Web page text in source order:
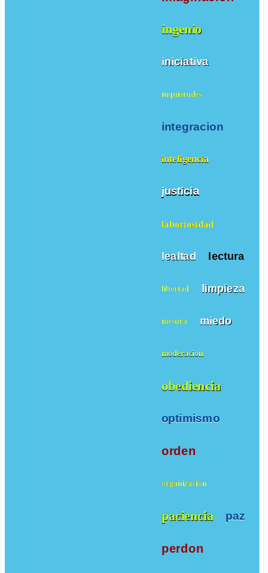
ingenio
iniciativa
inquietudes
integracion
inteligencia
justicia
laboriosidad
lealtad lectura
libertad limpieza
mesura miedo
moderacion
obediencia
optimismo
orden
organizacion
paciencia paz
perdon